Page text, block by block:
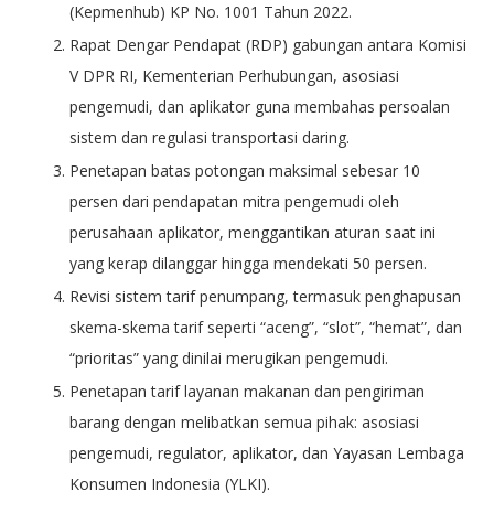
(Kepmenhub) KP No. 1001 Tahun 2022.
Rapat Dengar Pendapat (RDP) gabungan antara Komisi
V DPR RI, Kementerian Perhubungan, asosiasi
pengemudi, dan aplikator guna membahas persoalan
sistem dan regulasi transportasi daring.
Penetapan batas potongan maksimal sebesar 10
persen dari pendapatan mitra pengemudi oleh
perusahaan aplikator, menggantikan aturan saat ini
yang kerap dilanggar hingga mendekati 50 persen.
Revisi sistem tarif penumpang, termasuk penghapusan
skema-skema tarif seperti “aceng”, “slot”, “hemat”, dan
“prioritas” yang dinilai merugikan pengemudi.
Penetapan tarif layanan makanan dan pengiriman
barang dengan melibatkan semua pihak: asosiasi
pengemudi, regulator, aplikator, dan Yayasan Lembaga
Konsumen Indonesia (YLKI).